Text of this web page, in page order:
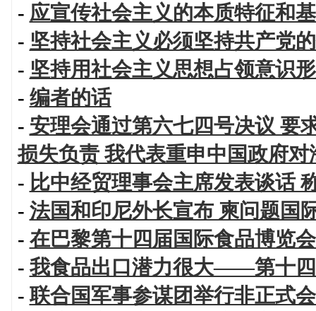
- 应宣传社会主义的本质特征和
- 坚持社会主义必须坚持共产党
- 坚持用社会主义思想占领意识
- 编者的话
- 安理会通过第六七四号决议 要
损失负责 我代表重申中国政府
- 比中经贸理事会主席发表谈话
- 法国和印尼外长宣布 柬问题国
- 在巴黎第十四届国际食品博览
- 我食品出口潜力很大——第十
-联合国军事参谋团举行非正式